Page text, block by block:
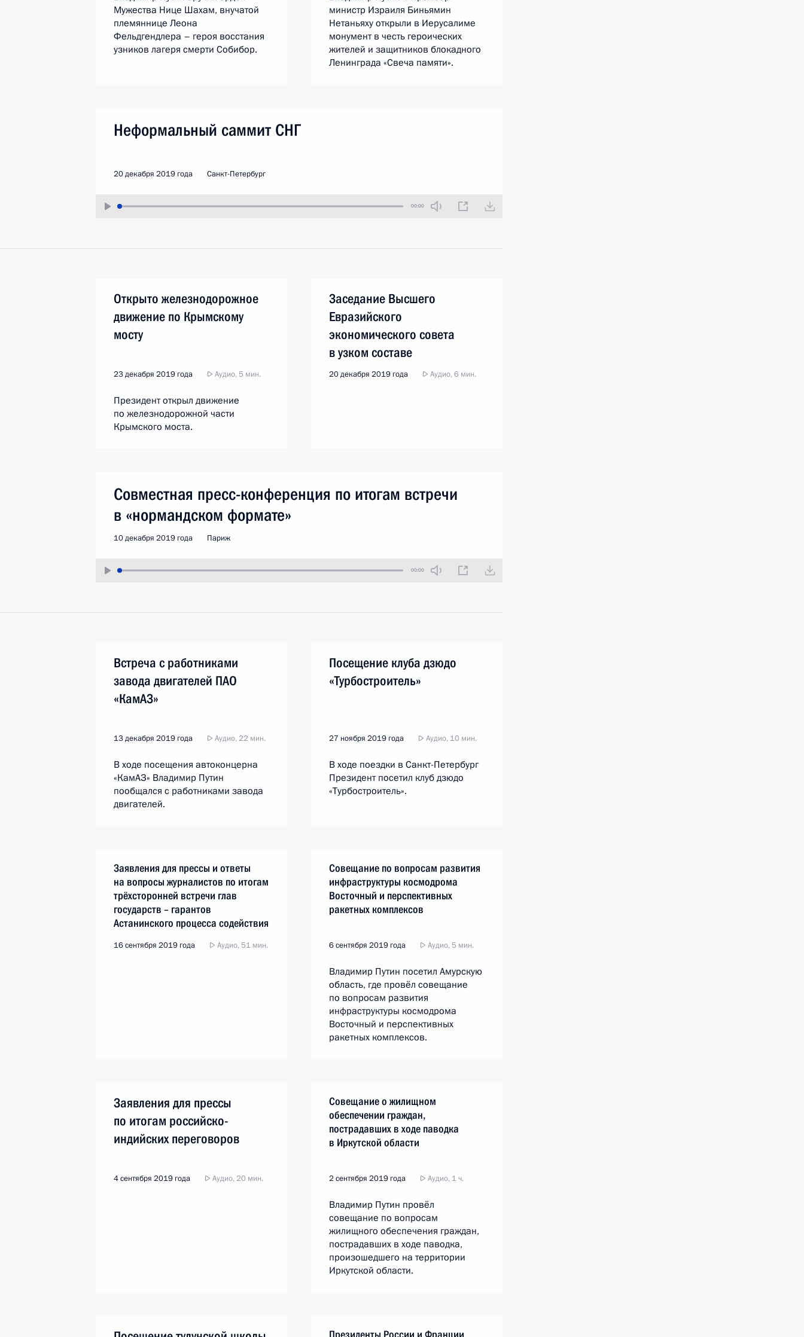
Мужества Нице Шахам, внучатой
племяннице Леона
Фельдгендлера – героя восстания
узников лагеря смерти Собибор.
министр Израиля Биньямин
Нетаньяху открыли в Иерусалиме
монумент в честь героических
жителей и защитников блокадного
Ленинграда «Свеча памяти».
Неформальный саммит СНГ
20 декабря 2019 года Санкт-Петербург
00:00
Открыто железнодорожное
движение по Крымскому
мосту
23 декабря 2019 года Аудио, 5 мин.
Президент открыл движение
по железнодорожной части
Крымского моста.
Заседание Высшего
Евразийского
экономического совета
в узком составе
20 декабря 2019 года Аудио, 6 мин.
Совместная пресс-конференция по итогам встречи
в «нормандском формате»
10 декабря 2019 года Париж
00:00
Встреча с работниками
завода двигателей ПАО
«КамАЗ»
13 декабря 2019 года Аудио, 22 мин.
В ходе посещения автоконцерна
«КамАЗ» Владимир Путин
пообщался с работниками завода
двигателей.
Посещение клуба дзюдо
«Турбостроитель»
27 ноября 2019 года Аудио, 10 мин.
В ходе поездки в Санкт-Петербург
Президент посетил клуб дзюдо
«Турбостроитель».
Заявления для прессы и ответы
на вопросы журналистов по итогам
трёхсторонней встречи глав
государств – гарантов
Астанинского процесса содействия
16 сентября 2019 года Аудио, 51 мин.
Совещание по вопросам развития
инфраструктуры космодрома
Восточный и перспективных
ракетных комплексов
6 сентября 2019 года Аудио, 5 мин.
Владимир Путин посетил Амурскую
область, где провёл совещание
по вопросам развития
инфраструктуры космодрома
Восточный и перспективных
ракетных комплексов.
Заявления для прессы
по итогам российско-
индийских переговоров
4 сентября 2019 года Аудио, 20 мин.
Совещание о жилищном
обеспечении граждан,
пострадавших в ходе паводка
в Иркутской области
2 сентября 2019 года Аудио, 1 ч.
Владимир Путин провёл
совещание по вопросам
жилищного обеспечения граждан,
пострадавших в ходе паводка,
произошедшего на территории
Иркутской области.
Президенты России и Франции